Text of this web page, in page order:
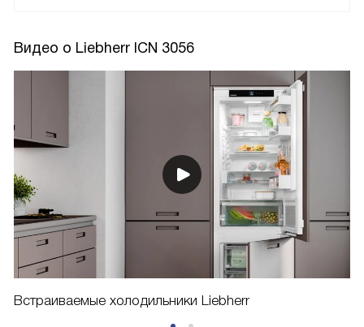
Видео о Liebherr ICN 3056
Встраиваемые холодильники Liebherr